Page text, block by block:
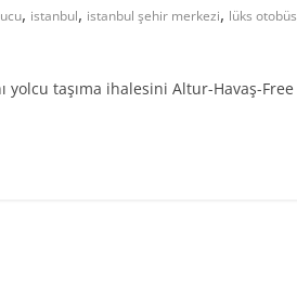
, istanbul, istanbul şehir merkezi, lüks otobüs
yolcu taşıma ihalesini Altur-Havaş-Free